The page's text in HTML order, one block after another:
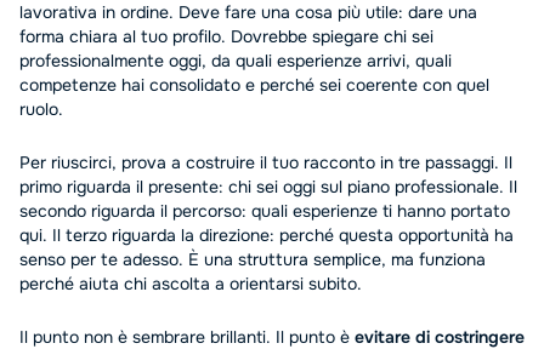
lavorativa in ordine. Deve fare una cosa più utile: dare una
forma chiara al tuo profilo. Dovrebbe spiegare chi sei
professionalmente oggi, da quali esperienze arrivi, quali
competenze hai consolidato e perché sei coerente con quel
ruolo.
Per riuscirci, prova a costruire il tuo racconto in tre passaggi. Il
primo riguarda il presente: chi sei oggi sul piano professionale. Il
secondo riguarda il percorso: quali esperienze ti hanno portato
qui. Il terzo riguarda la direzione: perché questa opportunità ha
senso per te adesso. È una struttura semplice, ma funziona
perché aiuta chi ascolta a orientarsi subito.
Il punto non è sembrare brillanti. Il punto è evitare di costringere